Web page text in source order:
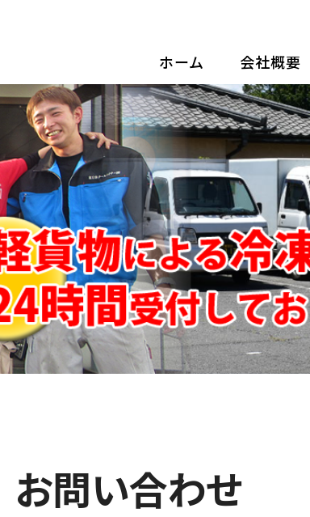
食品の配送なら、信頼の物
ホーム 会社概要
お問い合わせ